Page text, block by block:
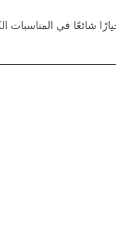
في المناسبات